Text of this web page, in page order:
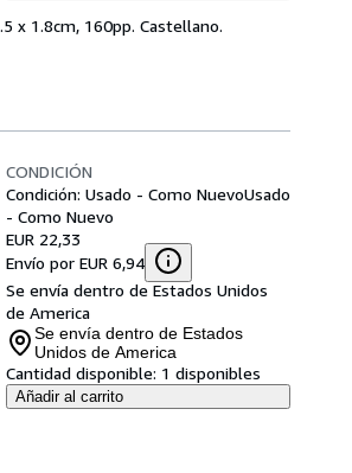
x 1.8cm, 160pp. Castellano.
CONDICIÓN
Condición: Usado - Como NuevoUsado
- Como Nuevo
EUR 22,33
Envío por EUR 6,94
Se envía dentro de Estados Unidos
de America
Se envía dentro de Estados
Unidos de America
Cantidad disponible: 1 disponibles
Añadir al carrito